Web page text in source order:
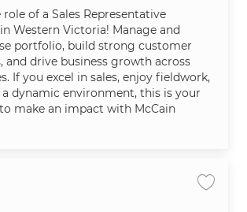
of a Sales Representative
Western Victoria! Manage and
portfolio, build strong customer
and drive business growth across
If you excel in sales, enjoy fieldwork,
dynamic environment, this is your
make an impact with McCain